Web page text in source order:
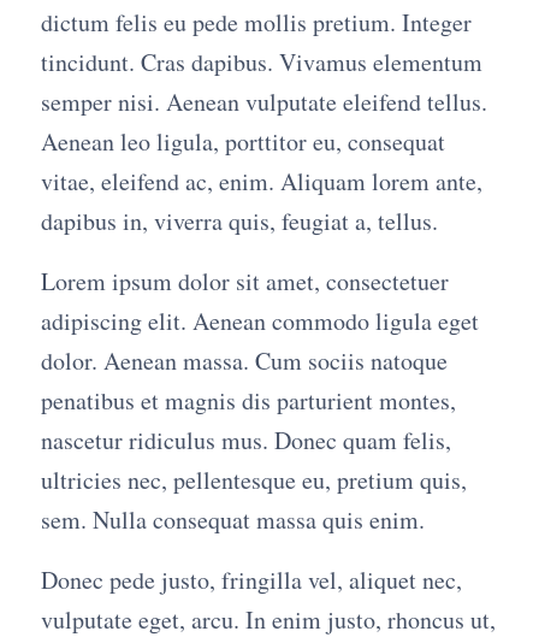
dictum felis eu pede mollis pretium. Integer
tincidunt. Cras dapibus. Vivamus elementum
semper nisi. Aenean vulputate eleifend tellus.
Aenean leo ligula, porttitor eu, consequat
vitae, eleifend ac, enim. Aliquam lorem ante,
dapibus in, viverra quis, feugiat a, tellus.
Lorem ipsum dolor sit amet, consectetuer
adipiscing elit. Aenean commodo ligula eget
dolor. Aenean massa. Cum sociis natoque
penatibus et magnis dis parturient montes,
nascetur ridiculus mus. Donec quam felis,
ultricies nec, pellentesque eu, pretium quis,
sem. Nulla consequat massa quis enim.
Donec pede justo, fringilla vel, aliquet nec,
vulputate eget, arcu. In enim justo, rhoncus ut,